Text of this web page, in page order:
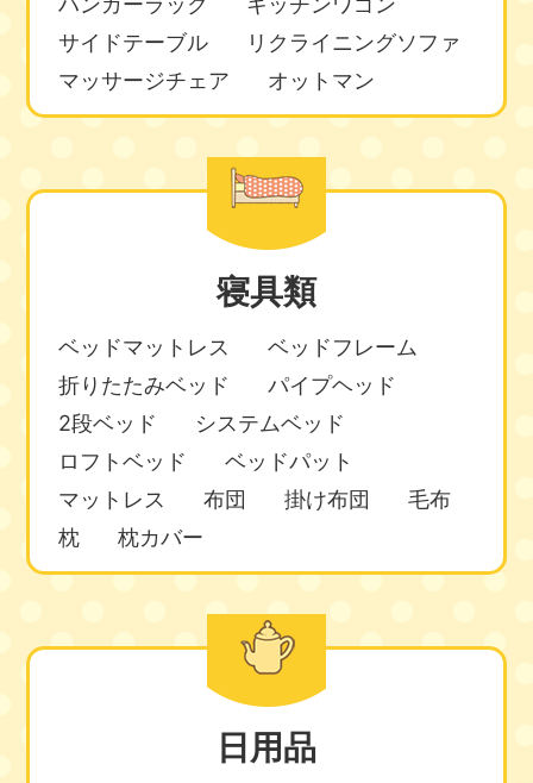
サイドテーブル
リクライニングソファ
マッサージチェア
オットマン
寝具類
ベッドマットレス
ベッドフレーム
折りたたみベッド
パイプヘッド
2段ベッド
システムベッド
ロフトベッド
ベッドパット
マットレス
布団 掛け布団
毛布
枕
枕カバー
日用品